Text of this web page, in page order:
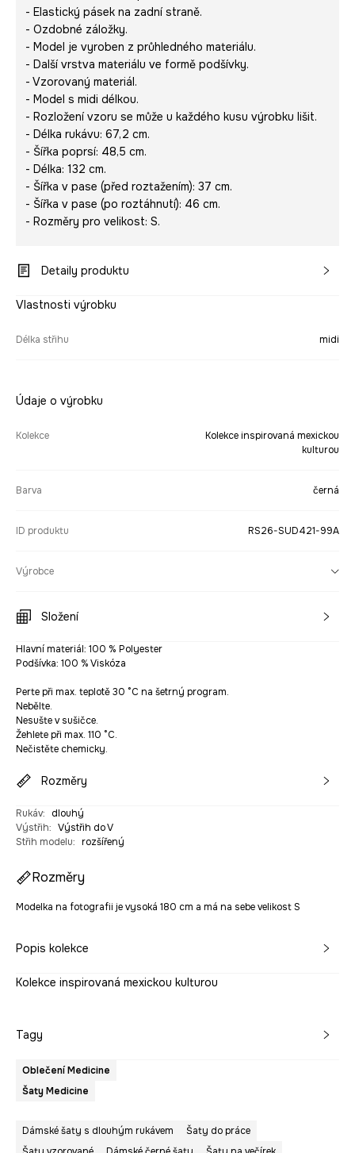
- Elastický pásek na zadní straně.
- Ozdobné záložky.
- Model je vyroben z průhledného materiálu.
- Další vrstva materiálu ve formě podšívky.
- Vzorovaný materiál.
- Model s midi délkou.
- Rozložení vzoru se může u každého kusu výrobku lišit.
- Délka rukávu: 67,2 cm.
- Šířka poprsí: 48,5 cm.
- Délka: 132 cm.
- Šířka v pase (před roztažením): 37 cm.
- Šířka v pase (po roztáhnutí): 46 cm.
- Rozměry pro velikost: S.
Detaily produktu
Vlastnosti výrobku
Délka střihu midi
Údaje o výrobku
Kolekce
Kolekce inspirovaná mexickou
kulturou
Barva černá
ID produktu RS26-SUD421-99A
Výrobce
Složení
Hlavní materiál: 100 % Polyester
Podšívka: 100 % Viskóza
Perte při max. teplotě 30 °C na šetrný program.
Nebělte.
Nesušte v sušičce.
Žehlete při max. 110 °C.
Nečistěte chemicky.
Rozměry
Rukáv:
dlouhý
Výstřih: Výstřih do V
Střih modelu: rozšířený
Rozměry
Modelka na fotografii je vysoká 180 cm a má na sebe velikost S
Popis kolekce
Kolekce inspirovaná mexickou kulturou
Tagy
Oblečení Medicine
Šaty Medicine
Dámské šaty s dlouhým rukávem
Šaty do práce